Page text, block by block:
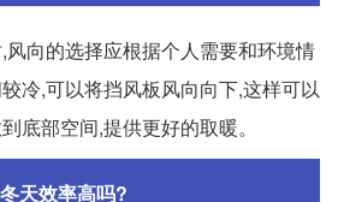
向的选择应根据个人需要和环境情
冷,可以将挡风板风向向下,这样可以
底部空间,提供更好的取暖。
天效率高吗?